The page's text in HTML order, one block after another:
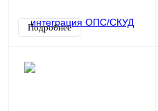
Подробнее